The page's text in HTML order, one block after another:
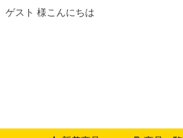
ゲスト 様こんにちは